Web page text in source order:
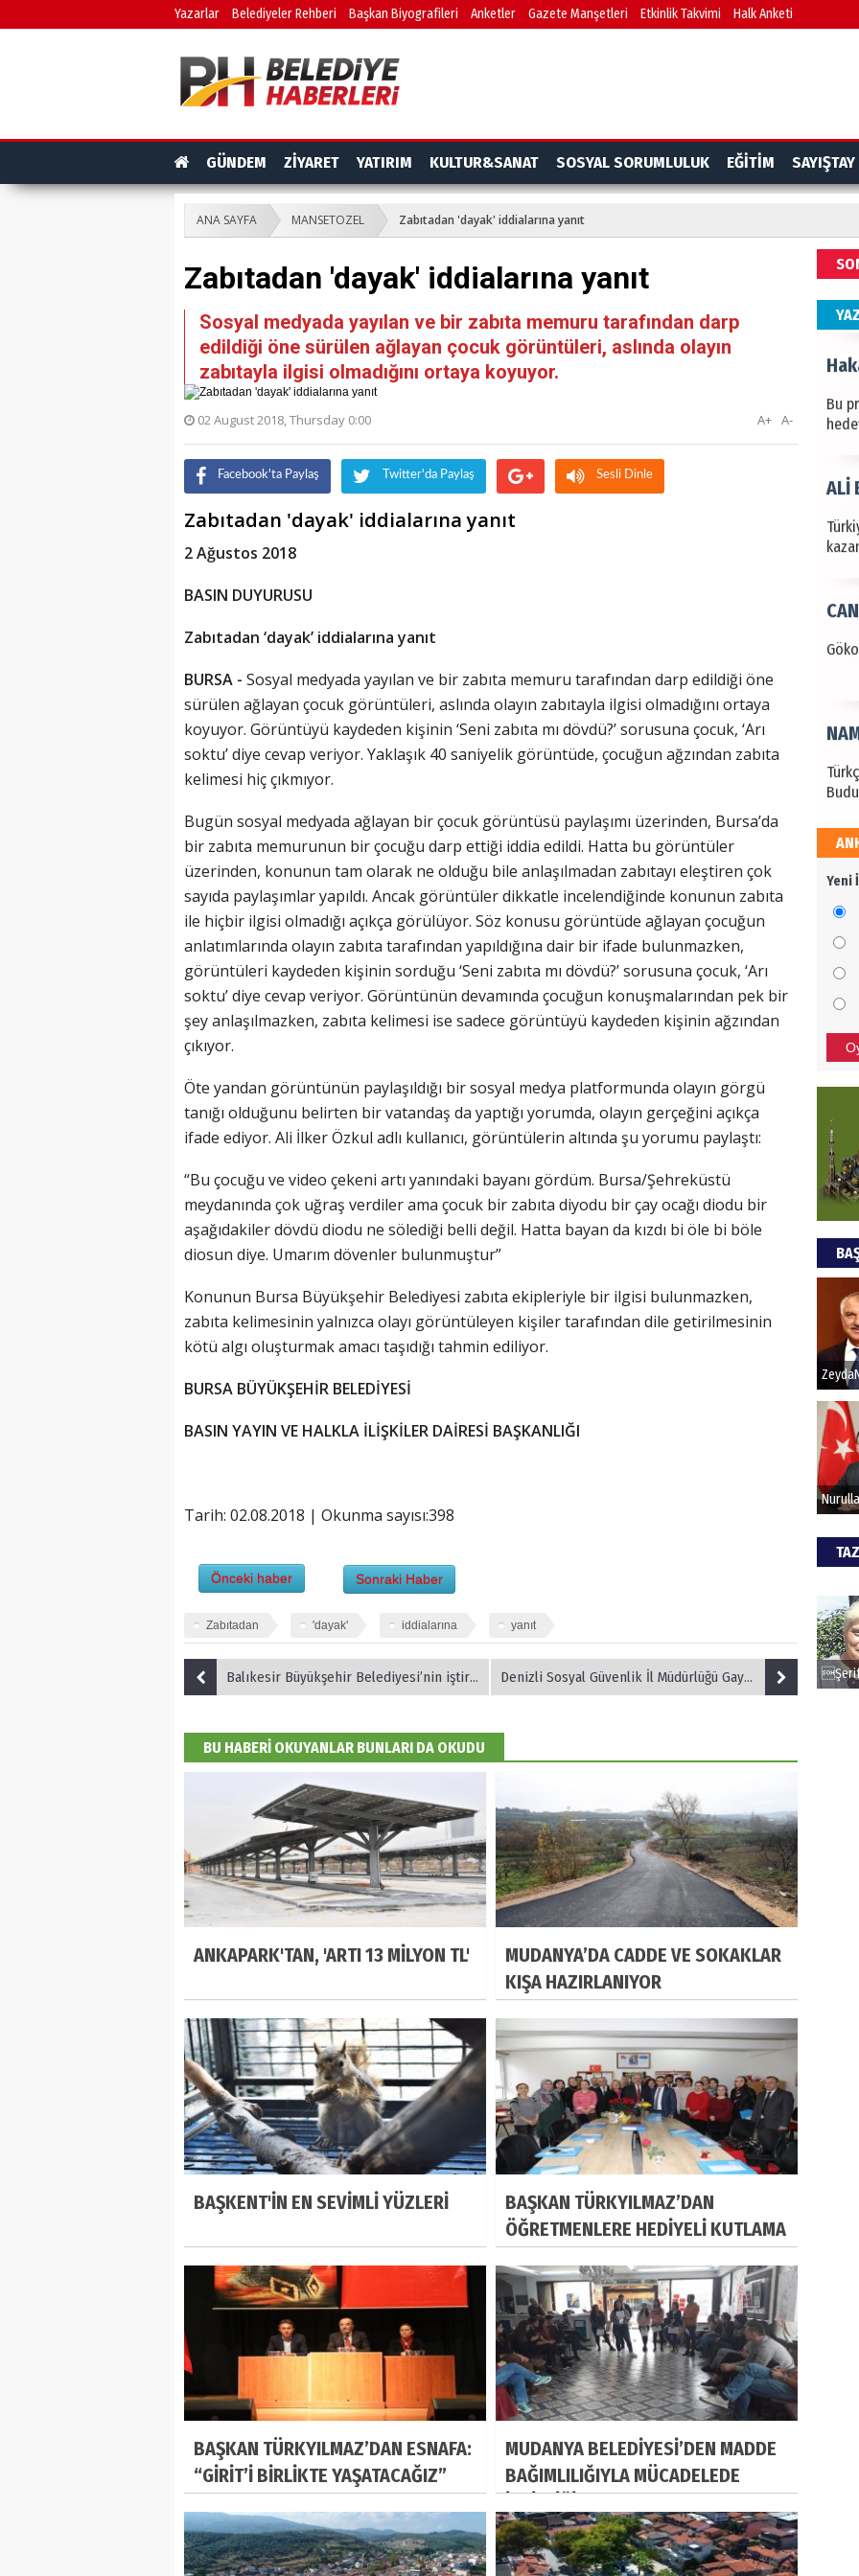
Yazarlar Belediyeler Rehberi Başkan Biyografileri Anketler Gazete Manşetleri Etkinlik Takvimi Halk Anketi
GÜNDEM ZİYARET YATIRIM KULTUR&SANAT SOSYAL SORUMLULUK EĞİTİM SAYIŞTAY
ANA SAYFA MANSETOZEL Zabıtadan 'dayak' iddialarına yanıt
Zabıtadan 'dayak' iddialarına yanıt
Sosyal medyada yayılan ve bir zabıta memuru tarafından darp
edildiği öne sürülen ağlayan çocuk görüntüleri, aslında olayın
zabıtayla ilgisi olmadığını ortaya koyuyor.
02 August 2018, Thursday 0:00 A-
A+
Facebook'ta Paylaş Twitter'da Paylaş Sesli Dinle
Zabıtadan 'dayak' iddialarına yanıt
2 Ağustos 2018
BASIN DUYURUSU
Zabıtadan ‘dayak’ iddialarına yanıt
BURSA - Sosyal medyada yayılan ve bir zabıta memuru tarafından darp edildiği öne
sürülen ağlayan çocuk görüntüleri, aslında olayın zabıtayla ilgisi olmadığını ortaya
koyuyor. Görüntüyü kaydeden kişinin ‘Seni zabıta mı dövdü?’ sorusuna çocuk, ‘Arı
soktu’ diye cevap veriyor. Yaklaşık 40 saniyelik görüntüde, çocuğun ağzından zabıta
kelimesi hiç çıkmıyor.
Bugün sosyal medyada ağlayan bir çocuk görüntüsü paylaşımı üzerinden, Bursa’da
bir zabıta memurunun bir çocuğu darp ettiği iddia edildi. Hatta bu görüntüler
üzerinden, konunun tam olarak ne olduğu bile anlaşılmadan zabıtayı eleştiren çok
sayıda paylaşımlar yapıldı. Ancak görüntüler dikkatle incelendiğinde konunun zabıta
ile hiçbir ilgisi olmadığı açıkça görülüyor. Söz konusu görüntüde ağlayan çocuğun
anlatımlarında olayın zabıta tarafından yapıldığına dair bir ifade bulunmazken,
görüntüleri kaydeden kişinin sorduğu ‘Seni zabıta mı dövdü?’ sorusuna çocuk, ‘Arı
soktu’ diye cevap veriyor. Görüntünün devamında çocuğun konuşmalarından pek bir
şey anlaşılmazken, zabıta kelimesi ise sadece görüntüyü kaydeden kişinin ağzından
çıkıyor.
Öte yandan görüntünün paylaşıldığı bir sosyal medya platformunda olayın görgü
tanığı olduğunu belirten bir vatandaş da yaptığı yorumda, olayın gerçeğini açıkça
ifade ediyor. Ali İlker Özkul adlı kullanıcı, görüntülerin altında şu yorumu paylaştı:
“Bu çocuğu ve video çekeni artı yanındaki bayanı gördüm. Bursa/Şehreküstü
meydanında çok uğraş verdiler ama çocuk bir zabıta diyodu bir çay ocağı diodu bir
aşağıdakiler dövdü diodu ne sölediği belli değil. Hatta bayan da kızdı bi öle bi böle
diosun diye. Umarım dövenler bulunmuştur”
Konunun Bursa Büyükşehir Belediyesi zabıta ekipleriyle bir ilgisi bulunmazken,
zabıta kelimesinin yalnızca olayı görüntüleyen kişiler tarafından dile getirilmesinin
kötü algı oluşturmak amacı taşıdığı tahmin ediliyor.
BURSA BÜYÜKŞEHİR BELEDİYESİ
BASIN YAYIN VE HALKLA İLİŞKİLER DAİRESİ BAŞKANLIĞI
Tarih: 02.08.2018 | Okunma sayısı:398
Önceki haber Sonraki Haber
Zabıtadan 'dayak' iddialarına yanıt
Balıkesir Büyükşehir Belediyesi’nin iştiraki olan BALTOK A.Ş. ile Bandırmaspor Kulübü arasında sırt reklamı ve isim hakkı sponsorluk anlaşması imzalandı. Balıkesir Büyükşehir Belediye Başkanı Zekai Ka Denizli Sosyal Güvenlik İl Müdürlüğü Gayrimenkul Satış İlanları
BU HABERİ OKUYANLAR BUNLARI DA OKUDU
ANKAPARK'TAN, 'ARTI 13 MİLYON TL'
MUDANYA’DA CADDE VE SOKAKLAR
KIŞA HAZIRLANIYOR
BAŞKENT'İN EN SEVİMLİ YÜZLERİ
BAŞKAN TÜRKYILMAZ’DAN
ÖĞRETMENLERE HEDİYELİ KUTLAMA
BAŞKAN TÜRKYILMAZ’DAN ESNAFA:
“GİRİT’İ BİRLİKTE YAŞATACAĞIZ”
MUDANYA BELEDİYESİ’DEN MADDE
BAĞIMLILIĞIYLA MÜCADELEDE
Bu
ALİ
Bu
Yeni